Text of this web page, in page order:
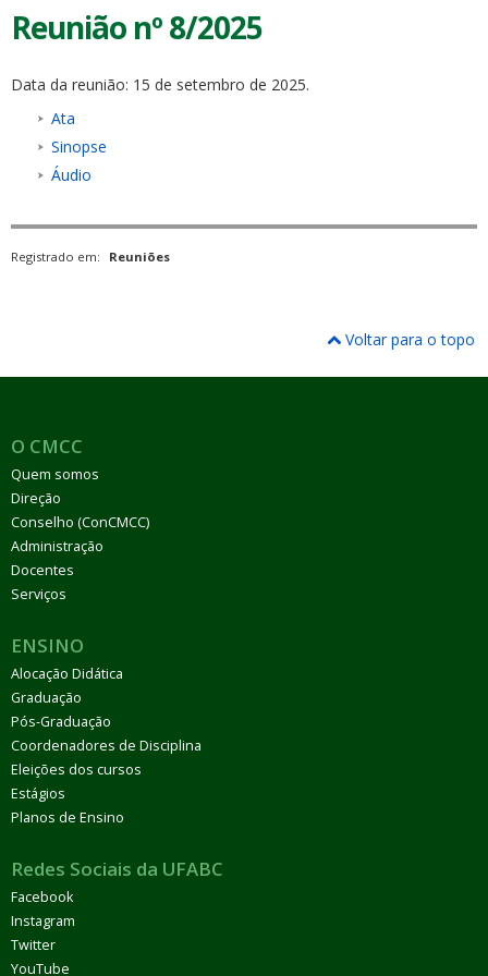
Reunião nº 8/2025
Data da reunião: 15 de setembro de 2025.
Ata
Sinopse
Áudio
Registrado em: Reuniões
Voltar para o topo
O CMCC
Quem somos
Direção
Conselho (ConCMCC)
Administração
Docentes
Serviços
ENSINO
Alocação Didática
Graduação
Pós-Graduação
Coordenadores de Disciplina
Eleições dos cursos
Estágios
Planos de Ensino
Redes Sociais da UFABC
Facebook
Instagram
Twitter
YouTube